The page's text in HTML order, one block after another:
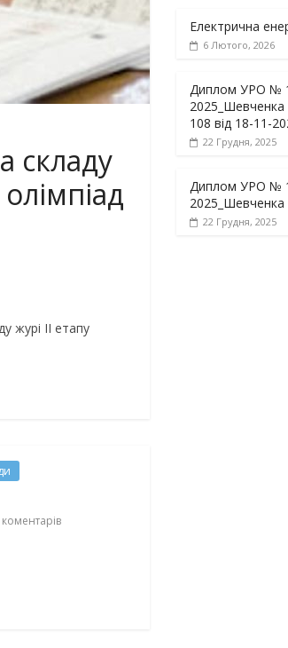
складу
журі IІ етапу
коментарів
Електрична
6 Лютого, 2026
Диплом УРО №
108 від 18-11-
22 Грудня, 2025
Диплом УРО №
2025_Шевченка
22 Грудня, 2025